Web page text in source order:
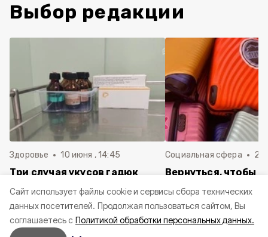
Cайт использует файлы cookie и сервисы сбора технических
данных посетителей. Продолжая пользоваться сайтом, Вы
соглашаетесь с Политикой обработки персональных данных.
Выбор редакции
Здоровье 10 июня , 14:45
Три случая укусов гадюк
Белгородской области с
начала года
Социальная сфера 20
Вернуться, чтобы
в Белгородскую
пять лет